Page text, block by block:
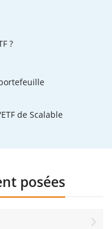
?
de Scalable
posées